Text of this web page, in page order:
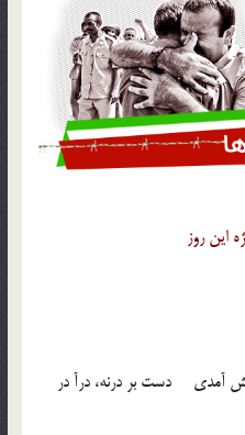
این روز
آمدی دست بر درنه، درآ در